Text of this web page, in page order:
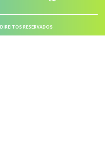
RESERVADOS